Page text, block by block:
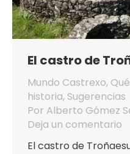
El castro de
Mundo Castrexo,
historia, Sugerencias
Por Alberto Gómez
Deja un comentario
El castro de